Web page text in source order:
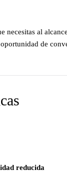
al
de
reducida